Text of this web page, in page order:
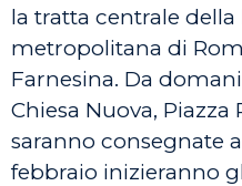
la tratta centrale della
metropolitana di
Farnesina. Da
Chiesa Nuova, Piazza
saranno consegnate
febbraio inizieranno